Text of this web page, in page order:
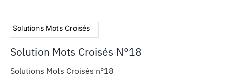
Solutions Mots Croisés
Solution Mots Croisés N°18
Solutions Mots Croisés n°18